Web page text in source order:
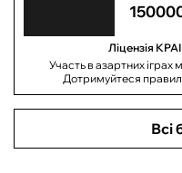
Ліцензія
Участь в азартних іграх
Дотримуйтеся правил
Всі